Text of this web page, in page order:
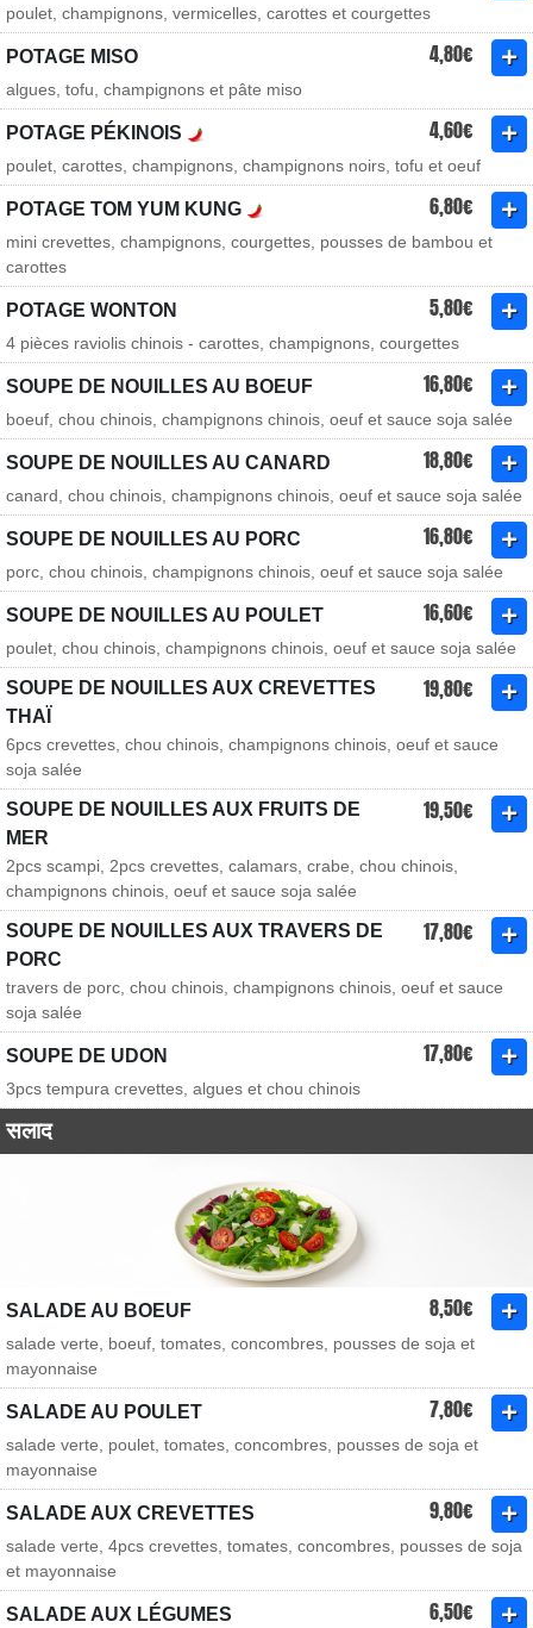
poulet, champignons, vermicelles, carottes et courgettes
POTAGE MISO 4,80€
algues, tofu, champignons et pâte miso
POTAGE PÉKINOIS 4,60€
poulet, carottes, champignons, champignons noirs, tofu et oeuf
POTAGE TOM YUM KUNG 6,80€
mini crevettes, champignons, courgettes, pousses de bambou et
carottes
POTAGE WONTON 5,80€
4 pièces raviolis chinois - carottes, champignons, courgettes
SOUPE DE NOUILLES AU BOEUF 16,80€
boeuf, chou chinois, champignons chinois, oeuf et sauce soja salée
SOUPE DE NOUILLES AU CANARD 18,80€
canard, chou chinois, champignons chinois, oeuf et sauce soja salée
SOUPE DE NOUILLES AU PORC 16,80€
porc, chou chinois, champignons chinois, oeuf et sauce soja salée
SOUPE DE NOUILLES AU POULET 16,60€
poulet, chou chinois, champignons chinois, oeuf et sauce soja salée
SOUPE DE NOUILLES AUX CREVETTES
THAÏ
19,80€
6pcs crevettes, chou chinois, champignons chinois, oeuf et sauce
soja salée
SOUPE DE NOUILLES AUX FRUITS DE
MER
19,50€
2pcs scampi, 2pcs crevettes, calamars, crabe, chou chinois,
champignons chinois, oeuf et sauce soja salée
SOUPE DE NOUILLES AUX TRAVERS DE
PORC
17,80€
travers de porc, chou chinois, champignons chinois, oeuf et sauce
soja salée
SOUPE DE UDON 17,80€
3pcs tempura crevettes, algues et chou chinois
सलाद
SALADE AU BOEUF 8,50€
salade verte, boeuf, tomates, concombres, pousses de soja et
mayonnaise
SALADE AU POULET 7,80€
salade verte, poulet, tomates, concombres, pousses de soja et
mayonnaise
SALADE AUX CREVETTES 9,80€
salade verte, 4pcs crevettes, tomates, concombres, pousses de soja
et mayonnaise
SALADE AUX LÉGUMES 6,50€